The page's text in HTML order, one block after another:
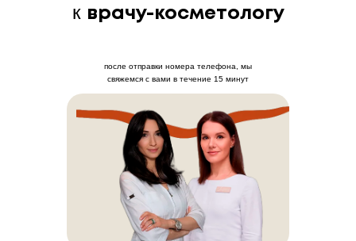
к врачу-косметологу
после отправки номера телефона, мы
свяжемся с вами в течение 15 минут